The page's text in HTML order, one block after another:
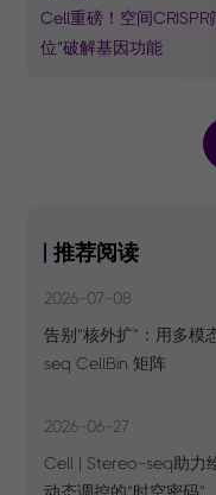
Cell重磅！空间
位”破解基因功能
推荐阅读
2026-07-08
告别“核外扩”：用多
seq CellBin 矩阵
2026-06-27
Cell | Stereo-seq助力